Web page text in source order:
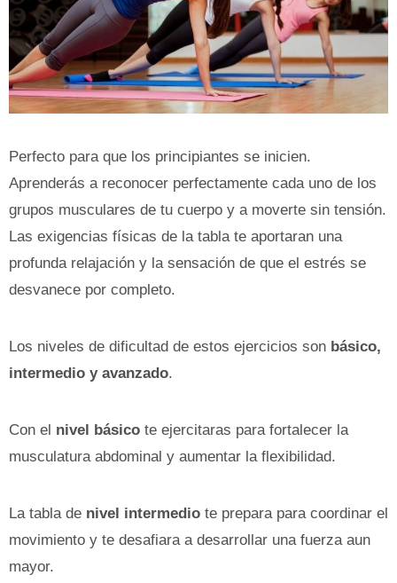
Perfecto para que los principiantes se inicien.
Aprenderás a reconocer perfectamente cada uno de los
grupos musculares de tu cuerpo y a moverte sin tensión.
Las exigencias físicas de la tabla te aportaran una
profunda relajación y la sensación de que el estrés se
desvanece por completo.
Los niveles de dificultad de estos ejercicios son básico,
intermedio y avanzado.
Con el nivel básico te ejercitaras para fortalecer la
musculatura abdominal y aumentar la flexibilidad.
La tabla de nivel intermedio te prepara para coordinar el
movimiento y te desafiara a desarrollar una fuerza aun
mayor.